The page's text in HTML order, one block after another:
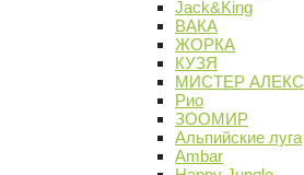
Jack&King
ВАКА
ЖОРКА
КУЗЯ
МИСТЕР АЛЕКС
Рио
ЗООМИР
Альпийские луга
Ambar